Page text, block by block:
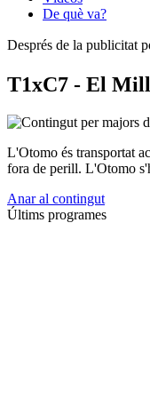
De què va?
Després de la publicitat
T1xC7 - El
L'Otomo és transportat
fora de perill. L'Otomo
Anar al contingut
Últims programes